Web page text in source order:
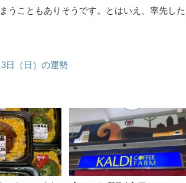
うこともありそうです。とはいえ、率先した
日（日）の運勢